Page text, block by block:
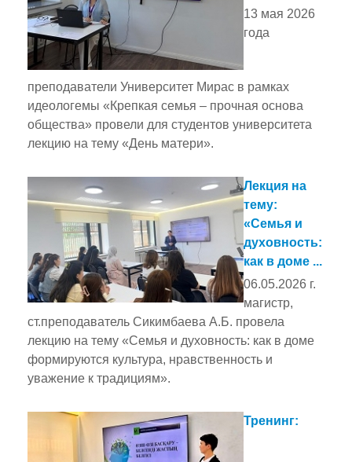
13 мая 2026
года
преподаватели Университет Мирас в рамках
идеологемы «Крепкая семья – прочная основа
общества» провели для студентов университета
лекцию на тему «День матери».
Лекция на
тему:
«Семья и
духовность:
как в доме ...
06.05.2026 г.
магистр,
ст.преподаватель Сикимбаева А.Б. провела
лекцию на тему «Семья и духовность: как в доме
формируются культура, нравственность и
уважение к традициям».
Тренинг: